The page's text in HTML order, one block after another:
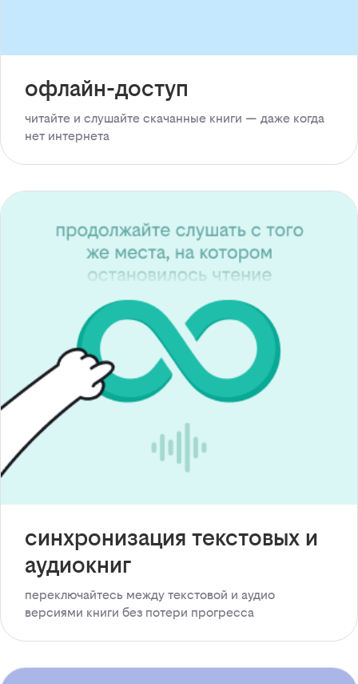
офлайн-доступ
читайте и слушайте скачанные книги — даже когда
нет интернета
синхронизация текстовых и
аудиокниг
переключайтесь между текстовой и аудио
версиями книги без потери прогресса